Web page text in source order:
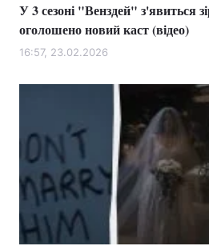
Головна
Україна
Економіка
Техно і зв'язок
Зброя
Здоров'я
У 3 сезоні "Венздей" з'явиться
оголошено новий каст (відео)
16:57, 23.02.2026